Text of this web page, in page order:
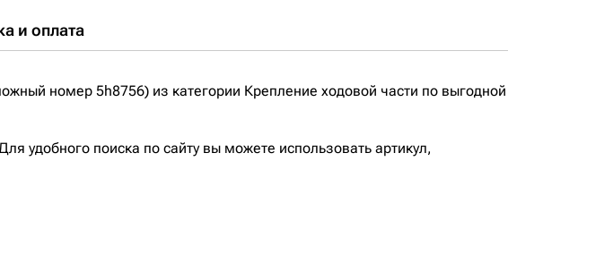
и оплата
номер 5h8756) из категории Крепление ходовой части по выгодной
удобного поиска по сайту вы можете использовать артикул,